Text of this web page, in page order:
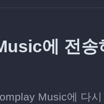
에 전송
Music에 다시